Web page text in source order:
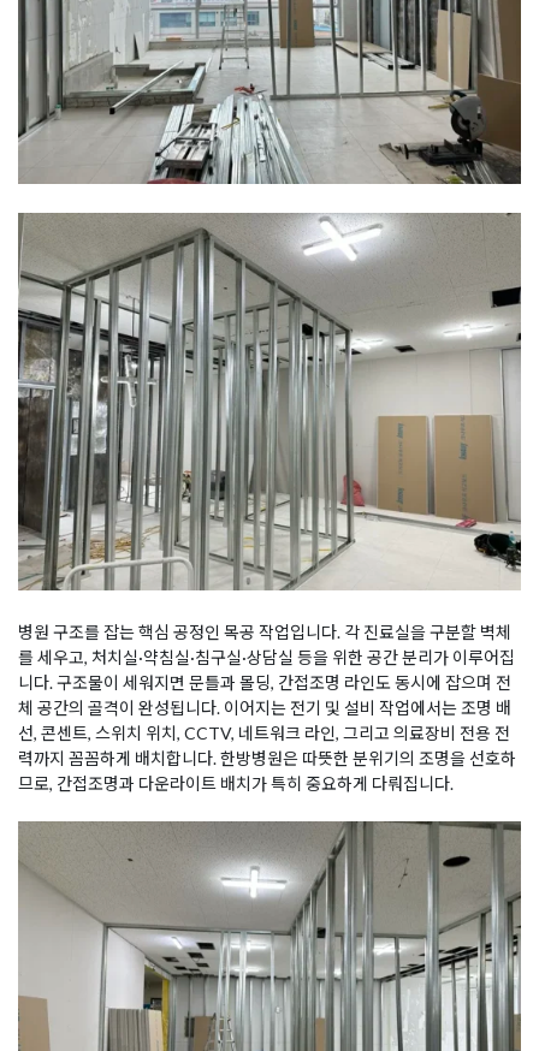
병원 구조를 잡는 핵심 공정인 목공 작업입니다. 각 진료실을 구분할 벽체
를 세우고, 처치실·약침실·침구실·상담실 등을 위한 공간 분리가 이루어집
니다. 구조물이 세워지면 문틀과 몰딩, 간접조명 라인도 동시에 잡으며 전
체 공간의 골격이 완성됩니다. 이어지는 전기 및 설비 작업에서는 조명 배
선, 콘센트, 스위치 위치, CCTV, 네트워크 라인, 그리고 의료장비 전용 전
력까지 꼼꼼하게 배치합니다. 한방병원은 따뜻한 분위기의 조명을 선호하
므로, 간접조명과 다운라이트 배치가 특히 중요하게 다뤄집니다.